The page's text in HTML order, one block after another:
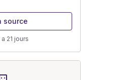
source
21 jours